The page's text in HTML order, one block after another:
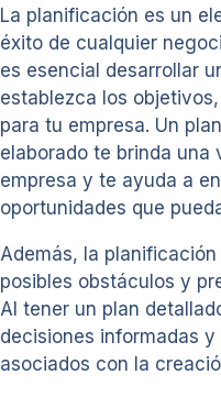
La planificación es un
éxito de cualquier
es esencial desarrollar
establezca los
para tu empresa. Un
elaborado te brinda una
empresa y te ayuda a
oportunidades que
Además, la
posibles obstáculos y
Al tener un plan
decisiones informadas
asociados con la